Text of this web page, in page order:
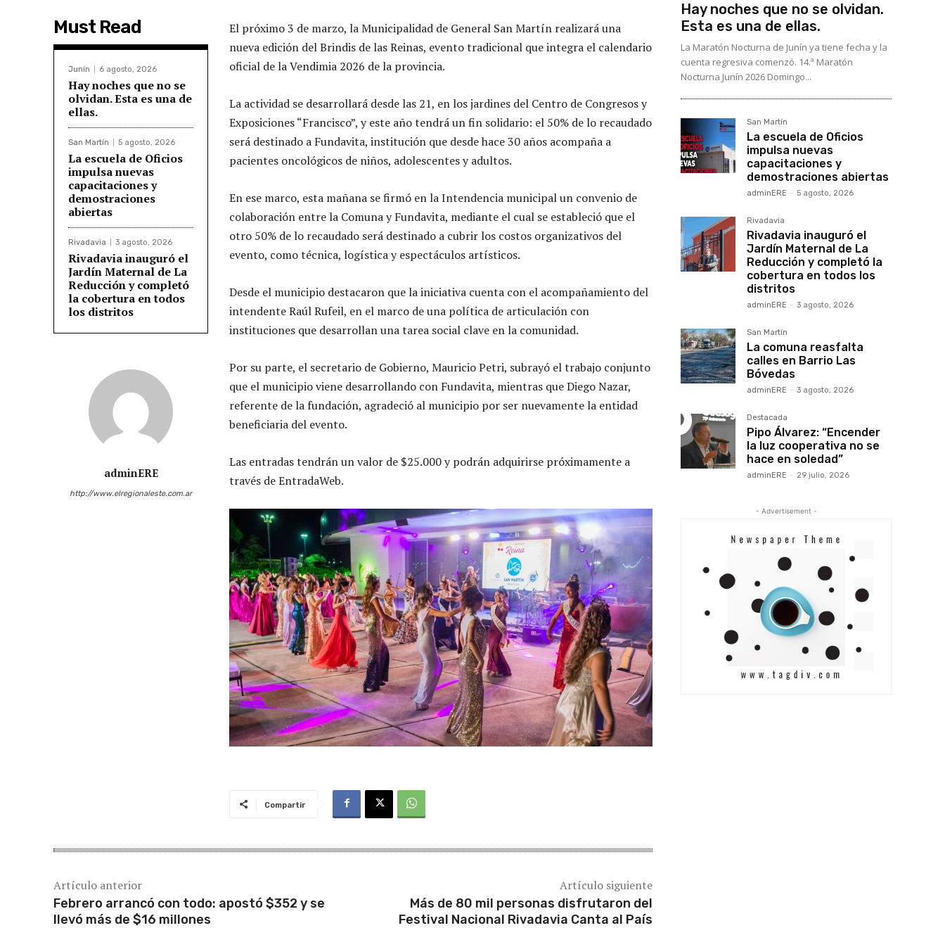
Must Read
Junín 6 agosto, 2026
Hay noches que no se
olvidan. Esta es una de
ellas.
San Martín 5 agosto, 2026
La escuela de Oficios
impulsa nuevas
capacitaciones y
demostraciones
abiertas
Rivadavia 3 agosto, 2026
Rivadavia inauguró el
Jardín Maternal de La
Reducción y completó
la cobertura en todos
los distritos
adminERE
http://www.elregionaleste.com.ar
El próximo 3 de marzo, la Municipalidad de General San Martín realizará una
nueva edición del Brindis de las Reinas, evento tradicional que integra el calendario
oficial de la Vendimia 2026 de la provincia.
La actividad se desarrollará desde las 21, en los jardines del Centro de Congresos y
Exposiciones “Francisco”, y este año tendrá un fin solidario: el 50% de lo recaudado
será destinado a Fundavita, institución que desde hace 30 años acompaña a
pacientes oncológicos de niños, adolescentes y adultos.
En ese marco, esta mañana se firmó en la Intendencia municipal un convenio de
colaboración entre la Comuna y Fundavita, mediante el cual se estableció que el
otro 50% de lo recaudado será destinado a cubrir los costos organizativos del
evento, como técnica, logística y espectáculos artísticos.
Desde el municipio destacaron que la iniciativa cuenta con el acompañamiento del
intendente Raúl Rufeil, en el marco de una política de articulación con
instituciones que desarrollan una tarea social clave en la comunidad.
Por su parte, el secretario de Gobierno, Mauricio Petri, subrayó el trabajo conjunto
que el municipio viene desarrollando con Fundavita, mientras que Diego Nazar,
referente de la fundación, agradeció al municipio por ser nuevamente la entidad
beneficiaria del evento.
Las entradas tendrán un valor de $25.000 y podrán adquirirse próximamente a
través de EntradaWeb.
Compartir
Artículo anterior
Febrero arrancó con todo: apostó $352 y se
llevó más de $16 millones
Artículo siguiente
Más de 80 mil personas disfrutaron del
Festival Nacional Rivadavia Canta al País
Hay noches que no se olvidan.
Esta es una de ellas.
La Maratón Nocturna de Junín ya tiene fecha y la
cuenta regresiva comenzó. 14.ª Maratón
Nocturna Junín 2026 Domingo...
San Martín
La escuela de Oficios
impulsa nuevas
capacitaciones y
demostraciones abiertas
adminERE - 5 agosto, 2026
Rivadavia
Rivadavia inauguró el
Jardín Maternal de La
Reducción y completó la
cobertura en todos los
distritos
adminERE - 3 agosto, 2026
San Martín
La comuna reasfalta
calles en Barrio Las
Bóvedas
adminERE - 3 agosto, 2026
Destacada
Pipo Álvarez: “Encender
la luz cooperativa no se
hace en soledad”
adminERE - 29 julio, 2026
- Advertisement -